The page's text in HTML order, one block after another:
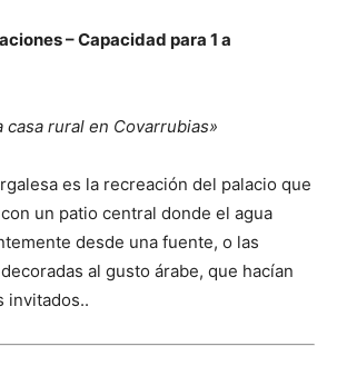
– Capacidad para 1 a
casa rural en Covarrubias»
es la recreación del palacio que
un patio central donde el agua
desde una fuente, o las
al gusto árabe, que hacían
invitados..